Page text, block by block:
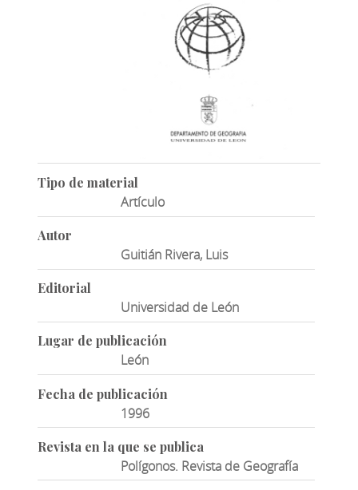
Tipo de material
Artículo
Autor
Guitián Rivera, Luis
Editorial
Universidad de León
Lugar de publicación
León
Fecha de publicación
1996
Revista en la que se publica
Polígonos. Revista de Geografía